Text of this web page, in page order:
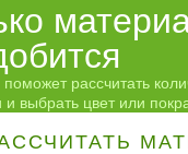
поможет рассчитать
выбрать цвет или